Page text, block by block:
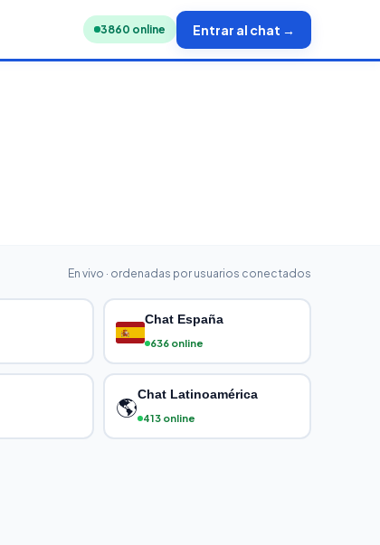
3860 online Entrar al chat →
En vivo · ordenadas por usuarios conectados
Chat España
636 online
🌎Chat Latinoamérica
413 online